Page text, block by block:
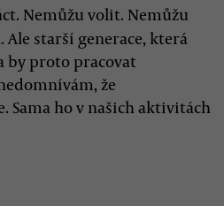
Nemůžu volit. Nemůžu
starší generace, která
by proto pracovat
že
Sama ho v našich aktivitách